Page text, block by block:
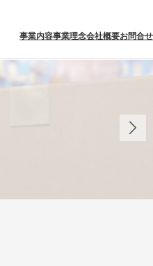
事業内容事業理念会社概要お問合せ